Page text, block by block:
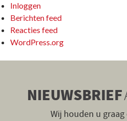
Inloggen
Berichten feed
Reacties feed
WordPress.org
NIEUWSBRIEF
Wij houden u